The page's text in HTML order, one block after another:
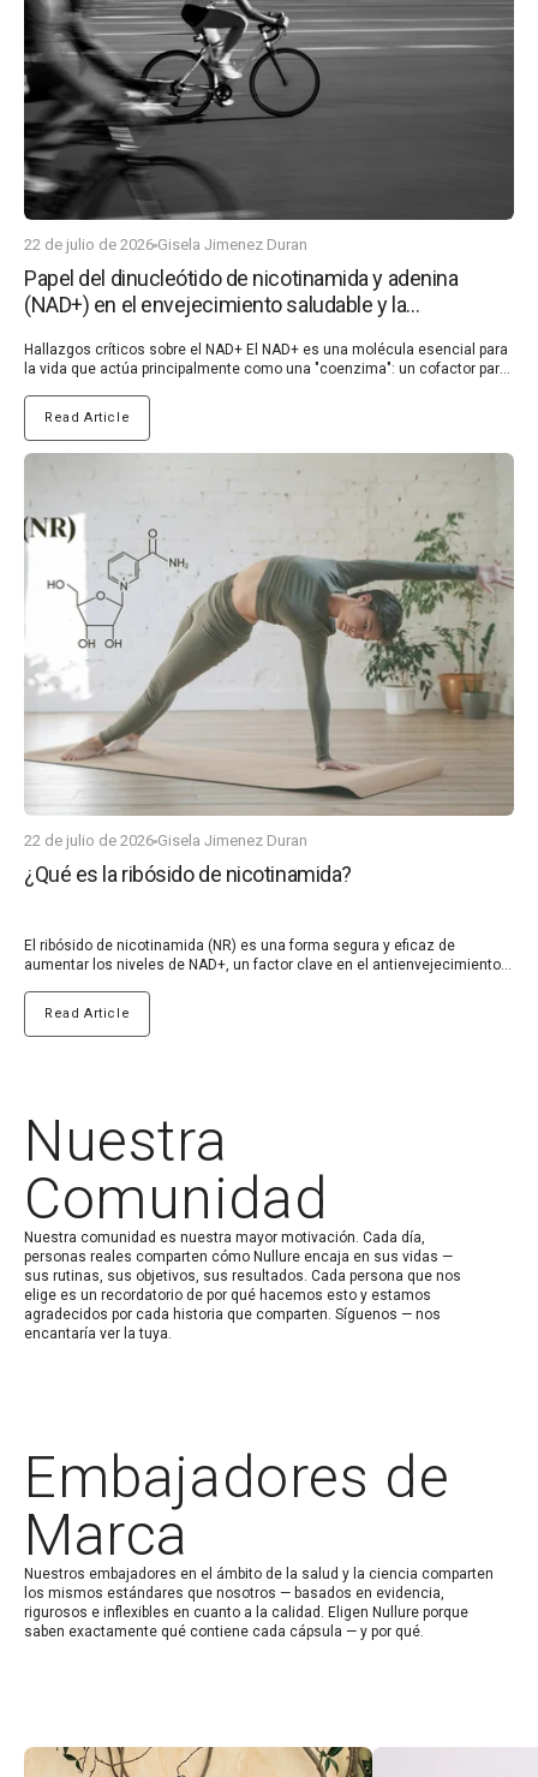
22 de julio de 2026 Gisela Jimenez Duran
Papel del dinucleótido de nicotinamida y adenina
(NAD+) en el envejecimiento saludable y la
Hallazgos críticos sobre el NAD+ El NAD+ es una molécula esencial para la vida que actúa principalmente como una "coenzima": un cofactor para las enzimas en las reacciones de oxidación-reducción (redox), facilitando la transferencia de átomos de hidrógeno. Esta transferencia es crucial para permitir que las células se adapten a cambios como el daño del ADN, las interrupciones del ritmo diario, las infecciones, la inflamación, la exposición a productos químicos extraños y uno de los más importantes: la disponibilidad de nutrientes y la producción de ATP, la principal moneda energética de la célula, esencial para el correcto funcionamiento de todas las células del cuerpo. Curiosamente, el NAD+ ha sido identificado como un vínculo clave que conecta el estrés oxidativo, la inflamación, la restricción calórica, el ejercicio, la reparación del ADN, la longevidad y la esperanza de vida saludable en general (1). Mantener niveles óptimos de NAD+ es, por lo tanto, vital para apoyar la salud metabólica. Esto es muy relevante en las sociedades modernas, donde factores del estilo de vida como los malos hábitos alimenticios, el estrés crónico, el sedentarismo, la falta de luz solar o la alta exposición a productos químicos contribuyen a una creciente prevalencia de la salud metabólica deteriorada (2, 3). La disfunción metabólica es una causa fundamental de la inflamación crónica, que con el tiempo puede conducir al desarrollo de enfermedades autoinmunes, condiciones que están aumentando a un ritmo alarmante cada año (4, 5). ¿Por qué se considera al NAD+ un sello distintivo del envejecimiento? Aunque la investigación del NAD+ se remonta a principios del siglo XX, el NAD+ ha ganado mucho interés en los últimos años, ya que ha sido identificado como un sello distintivo del envejecimiento. Los niveles de NAD+ disminuyen constantemente con la edad debido a la disminución de la síntesis de NAD+ y al aumento de su consumo, impulsado por la creciente demanda de NAD+ en las reacciones esenciales de oxidación-reducción celular (6). Es importante destacar que también se ha demostrado que los niveles de NAD+ disminuyen debido a la sobrealimentación, el consumo de alcohol, las infecciones virales y un estilo de vida sedentario en estudios clínicos y preclínicos (6,7). La disminución de los niveles de NAD+ conduce a alteraciones metabólicas y a un aumento de la susceptibilidad a enfermedades, como las enfermedades cardiovasculares, las enfermedades neurodegenerativas y el cáncer. Curiosamente, los estudios demostraron que la restauración de los niveles de NAD+ en animales viejos o enfermos promovía la salud y prolongaba la vida útil (1). El descubrimiento del papel crucial del NAD+ en el envejecimiento y la salud metabólica ha impulsado una mayor investigación en humanos y ha revelado su potencial terapéutico, impulsando el crecimiento de un mercado sustancial de moléculas que aumentan el NAD+, que han demostrado resultados clínicamente prometedores en la ralentización de los procesos relacionados con la edad y el aumento de la resistencia del cuerpo a muchas enfermedades autoinmunes como el Parkinson o la esclerosis múltiple, lo que prolonga la vida humana saludable (6). ¿Cuáles son las principales funciones del NAD+ en el cuerpo? El NAD+ actúa en muchos procesos críticos de nuestro cuerpo (6, 8, 9), incluyendo: Producción de energía celular: el NAD+ recolecta átomos de hidrógeno durante la glucólisis (descomposición del azúcar), la descomposición de ácidos grasos y el posterior ciclo del ácido tricarboxílico (TCA) —que ocurre en las mitocondrias—, lo que forma NADH. Luego, el NADH dona estos hidrógenos para producir ATP (la principal moneda energética de la célula) a través de la fosforilación oxidativa mitocondrial (OXPHOS). Además, el NAD+ apoya la biogénesis mitocondrial, el proceso de formación de nuevas mitocondrias, que es fundamental para la producción de energía y el metabolismo. Actividad de las sirtuinas y ciclo del ritmo diario de 24 horas (ritmo circadiano): el NAD+ desempeña un papel crucial en la regulación del ritmo circadiano del cuerpo al afectar directamente la transcripción de los genes del reloj a través de enzimas, como las sirtuinas (SIRT1/6). Las sirtuinas actúan como sensores intracelulares de NAD+ y se ha descrito que ayudan a modular el reloj circadiano, influyendo en el metabolismo, el sueño y la salud en general. Reparación del ADN: el NAD+ es esencial para activar enzimas conocidas como PARPs (poli(ADP-ribosa) polimerasas), que participan en la reparación del ADN dañado. Esta función ayuda a mantener la estabilidad genómica y previene la acumulación de daño en el ADN que contribuye al envejecimiento y al desarrollo de enfermedades. ¿Cómo se sintetiza y regula el NAD+? El NAD+ es uno de los metabolitos más comunes en el cuerpo humano y se encuentra en un estado homeostático de biosíntesis, consumo, reciclaje y degradación tanto a nivel celular como sistémico (Figura 1) (6). (En la figura acordada, se está generando una figura similar con la información a continuación) Figura 1. Las células de mamíferos pueden sintetizar NAD+ de novo a partir de triptófano por la vía de la quinurenina o de NA por la vía de Preiss-Handler, mientras que la mayor parte del NAD+ se recicla a través de vías de rescate de nicotinamida (NAM), NA, NR y NMN para mantener los niveles celulares de NAD+. El NAD+ puede reducirse a NADH en los procesos metabólicos, incluyendo la glucólisis, la oxidación de ácidos grasos y el ciclo de Krebs. Como cosustrato importante para varias modificaciones post-síntesis de macromoléculas fundamentales, el NAD+ puede escindirse ("degradarse") por enzimas que consumen NAD+, incluyendo: PARPs, sirtuinas, CD38 y SARM1, para generar NAM y ADP-ribosa. El precursor NR es importado por ENTs y transformado en NMN por NRK (6). Estrategias no farmacológicas para aumentar la biodisponibilidad del NAD+ Los niveles intracelulares de NAD+ se pueden aumentar de forma natural adoptando una serie de hábitos de vida, que sirven como medidas preventivas eficaces para ralentizar el proceso de envejecimiento. Hasta ahora, la investigación ha demostrado que el NAD+ puede aumentarse mediante el estrés energético, incluyendo la restricción calórica y de glucosa, así como el ejercicio (6, 10). Restricción calórica: Se ha demostrado que la restricción calórica ayuda a contrarrestar la disminución del ritmo circadiano relacionada con la edad –el ciclo de 24 horas del cuerpo– al mejorar el control circadiano del metabolismo del NAD+ y mejorar los cambios epigenéticos relacionados con NAD+/SIRT1. Se ha demostrado que tanto la restricción calórica a largo como a corto plazo reducen la rigidez arterial y mejoran la función endotelial. Además, otro estudio informó que la restricción calórica aumentaba los niveles de NAD+ y protegía el cerebro contra el envejecimiento y las enfermedades al reducir el estrés oxidativo y el daño celular. Ejercicio: El ejercicio ha ganado atención por su capacidad para aumentar potencialmente los niveles de NAD+ y la actividad de SIRT1, al aumentar la NAMPT. El entrenamiento regular eleva significativamente la proteína NAMPT en los músculos como una forma de responder al estrés energético, como se observa en un estudio con adultos sedentarios no obesos. Aumentar el NAD+ como estrategia terapéutica El agotamiento del NAD+ es una característica clave del envejecimiento y de los trastornos relacionados con la edad. Aumentar los niveles de NAD+ puede ralentizar el envejecimiento y combatir enfermedades, promoviendo una vida más larga y saludable. Terapéuticamente, el NAD+ se puede potenciar mediante la suplementación dietética de precursores de NAD+ como Trp, NA, NMN y NR, o mediante la inhibición de enzimas que consumen NAD+ (por ejemplo, PARP1, CD38) (6). Los precursores del NAD+, especialmente las moléculas solubles y biodisponibles por vía oral NR, NAM y niacina, han demostrado potencial terapéutico en ensayos clínicos en humanos. En particular, el NR se ha convertido en una de las opciones más populares debido a la gran cantidad de resultados clínicos beneficiosos en muchas enfermedades diferentes relacionadas con el NAD+ (consulte nuestro artículo sobre el NR para obtener más detalles). También se ha demostrado que el MNM se absorbe y se convierte rápidamente en NAD+ en órganos como los músculos, el hígado y los riñones, pero sus mecanismos de transporte celular siguen sin estar claros. Además, el MNM tiene significativamente menos estudios clínicos que el NR y otros precursores de NAD+ y ha mostrado algunos riesgos. Un estudio demostró que la inflamación inducida por NMN promovía el desarrollo de cáncer de páncreas, lo que destaca la necesidad de estudios de seguridad a largo plazo de los potenciadores de NAD+ de NMN (6, 11, 12). Conclusiones Los niveles de NAD+ regulan muchos procesos críticos, incluido el equilibrio energético celular, la estabilidad genómica, el metabolismo, las respuestas al estrés, el ritmo circadiano, la inflamación, la homeostasis redox y el equilibrio mitocondrial. Los niveles de NAD+ disminuyen constantemente con la edad, así como por los malos hábitos de vida modernos, como la sobrealimentación, el consumo de alcohol, las infecciones virales y un estilo de vida sedentario. La disminución de los niveles de NAD+ conduce a alteraciones metabólicas y a una mayor prevalencia de inflamación crónica que lleva a enfermedades autoinmunes. Aumentar el NAD+ a través de cambios en el estilo de vida, como el ejercicio o la restricción calórica, puede ofrecer una forma no farmacológica de promover un envejecimiento saludable al mejorar la resiliencia y extender la vida útil saludable. Los potenciadores farmacológicos de NAD+ aprobados clínicamente, siendo el NR el más estudiado, están descubriendo un amplio espectro de beneficios para la salud tanto en humanos sanos como enfermos, particularmente en patologías relacionadas con la deficiencia de NAD+, co
Read Article
22 de julio de 2026 Gisela Jimenez Duran
¿Qué es la ribósido de nicotinamida?
El ribósido de nicotinamida (NR) es una forma segura y eficaz de
aumentar los niveles de NAD+, un factor clave en el antienvejecimiento.
con la edad.
Read Article
Nuestra
Comunidad
Nuestra comunidad es nuestra mayor motivación. Cada día,
personas reales comparten cómo Nullure encaja en sus vidas —
sus rutinas, sus objetivos, sus resultados. Cada persona que nos
elige es un recordatorio de por qué hacemos esto y estamos
agradecidos por cada historia que comparten. Síguenos — nos
encantaría ver la tuya.
Embajadores de
Marca
Nuestros embajadores en el ámbito de la salud y la ciencia comparten
los mismos estándares que nosotros — basados en evidencia,
rigurosos e inflexibles en cuanto a la calidad. Eligen Nullure porque
saben exactamente qué contiene cada cápsula — y por qué.